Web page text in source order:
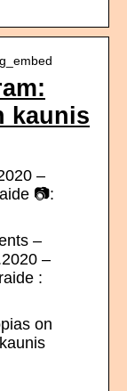
kaunis
–
📷:
–
–
:
on